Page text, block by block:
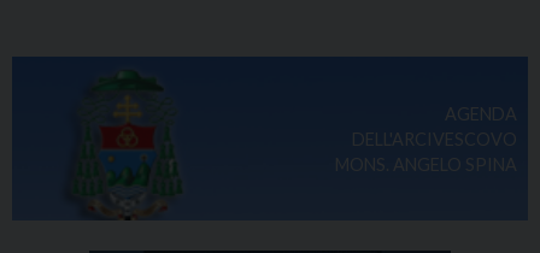
AGENDA
DELL'ARCIVESCOVO
MONS. ANGELO SPINA